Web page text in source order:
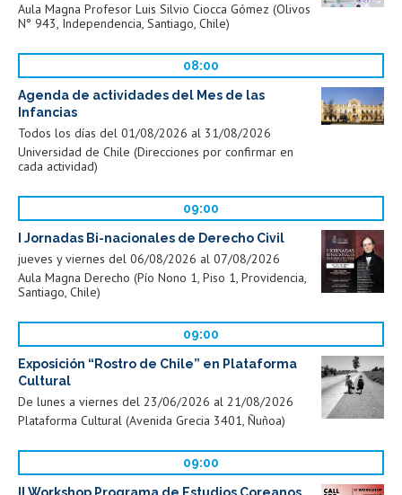
Aula Magna Profesor Luis Silvio Ciocca Gómez (Olivos
N° 943, Independencia, Santiago, Chile)
08:00
Agenda de actividades del Mes de las
Infancias
Todos los días del 01/08/2026 al 31/08/2026
Universidad de Chile (Direcciones por confirmar en
cada actividad)
09:00
I Jornadas Bi-nacionales de Derecho Civil
jueves y viernes del 06/08/2026 al 07/08/2026
Aula Magna Derecho (Pío Nono 1, Piso 1, Providencia,
Santiago, Chile)
09:00
Exposición “Rostro de Chile” en Plataforma
Cultural
De lunes a viernes del 23/06/2026 al 21/08/2026
Plataforma Cultural (Avenida Grecia 3401, Ñuñoa)
09:00